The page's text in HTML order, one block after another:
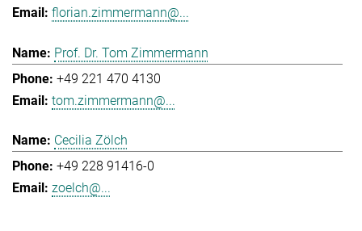
florian.zimmermann@...
Prof. Dr. Tom Zimmermann
+49 221 470 4130
tom.zimmermann@...
Cecilia Zölch
+49 228 91416-0
zoelch@...